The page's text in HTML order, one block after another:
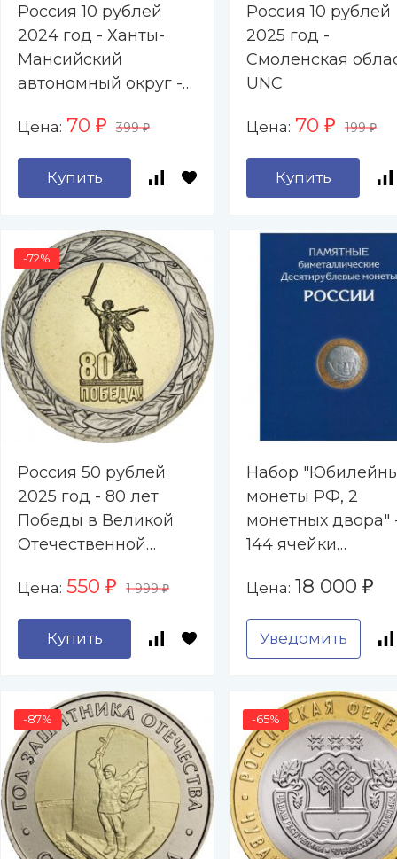
Россия 10 рублей
2024 год - Ханты-
Мансийский
автономный округ -
Цена: 70 ₽ 399₽
Купить
Россия 10 рублей
2025 год -
Смоленская
UNC
Цена: 70 ₽ 199₽
Купить
-72%
Россия 50 рублей
2025 год - 80 лет
Победы в Великой
Отечественной
Цена: 550 ₽ 1 999₽
Купить
Набор
монеты РФ, 2
монетных двора"
144 ячейки
монеты)
Цена: 18 000 ₽
Уведомить
-87% -65%